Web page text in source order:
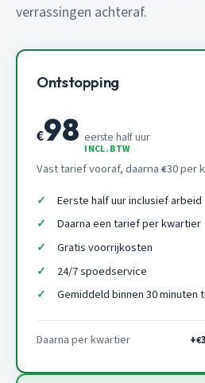
verrassingen achteraf.
Ontstopping
€98 eerste half uur
INCL. BTW
Vast tarief vooraf, daarna €30 per
Eerste half uur inclusief arbeid
Daarna een tarief per kwartier
Gratis voorrijkosten
24/7 spoedservice
Gemiddeld binnen 30 minuten
Daarna per kwartier +€